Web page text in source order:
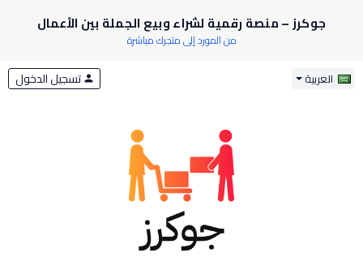
جوكرز – منصة رقمية لشراء وبيع الجملة بين الأعمال
من المورد إلى متجرك مباشرة
العربية person تسجيل الدخول